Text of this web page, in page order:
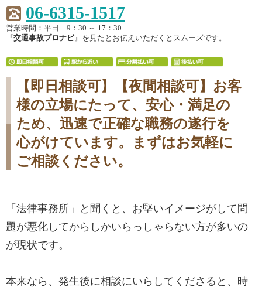
06-6315-1517
営業時間：平日 9：30 ～ 17：30
『交通事故プロナビ』を見たとお伝えいただくとスムーズです。
【即日相談可】【夜間相談可】お客
様の立場にたって、安心・満足の
ため、迅速で正確な職務の遂行を
心がけています。まずはお気軽に
ご相談ください。
「法律事務所」と聞くと、お堅いイメージがして問
題が悪化してからしかいらっしゃらない方が多いの
が現状です。
本来なら、発生後に相談にいらしてくださると、時